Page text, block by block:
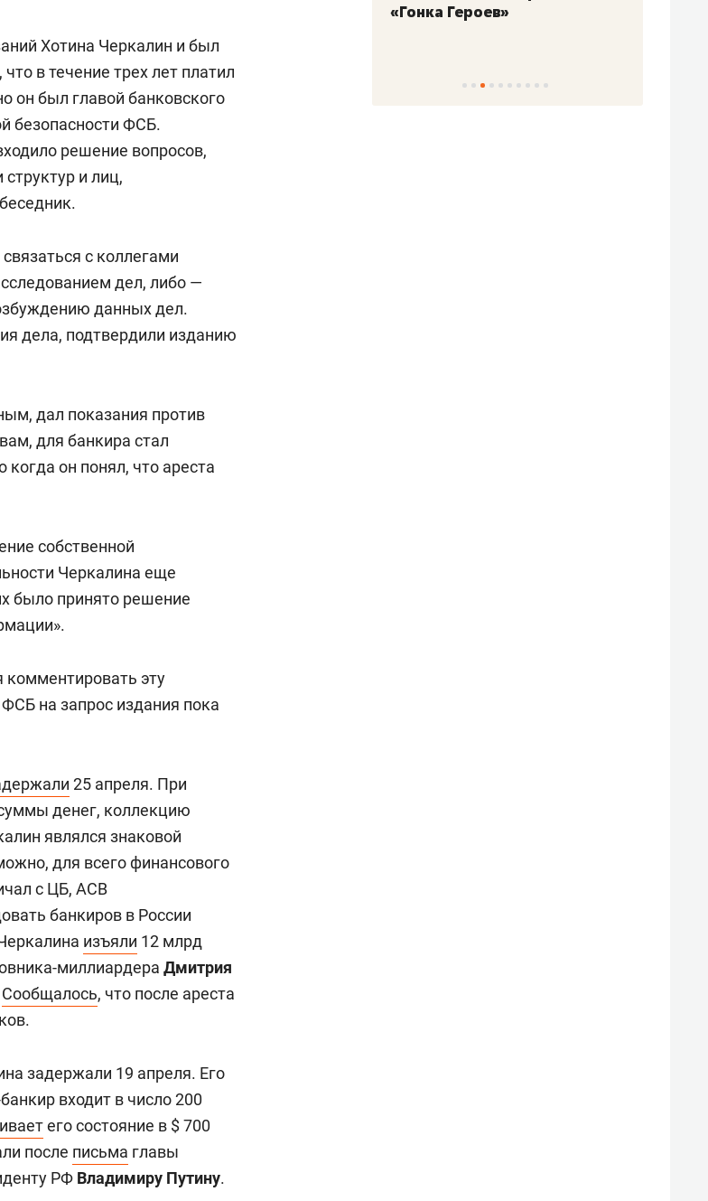
Хотина Черкалин и был
в течение трех лет платил
он был главой банковского
безопасности ФСБ.
решение вопросов,
и лиц,
с коллегами
дел, либо —
данных дел.
дела, подтвердили изданию
дал показания против
для банкира стал
он понял, что ареста
собственной
Черкалина еще
было принято решение
комментировать эту
на запрос издания пока
25 апреля. При
денег, коллекцию
являлся знаковой
для всего финансового
с ЦБ, АСВ
банкиров в России
изъяли 12 млрд
миллиардера Дмитрия
Сообщалось, что после ареста
задержали 19 апреля. Его
входит в число 200
его состояние в $ 700
после письма главы
РФ Владимиру Путину.
«Гонка Героев»